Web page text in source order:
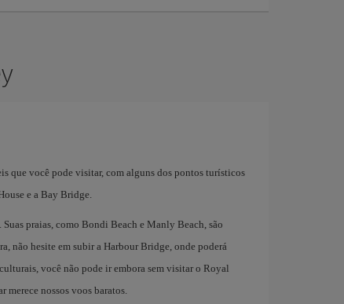
que você pode visitar, com alguns dos pontos turísticos
e a Bay Bridge.
praias, como Bondi Beach e Manly Beach, são
não hesite em subir a Harbour Bridge, onde poderá
você não pode ir embora sem visitar o Royal
nossos voos baratos.